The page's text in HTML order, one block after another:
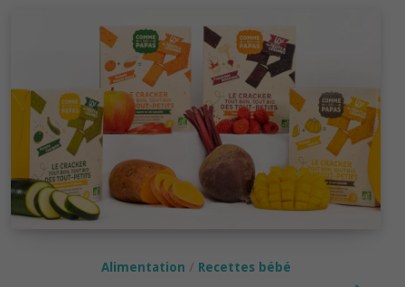
fruits
dans
l’alimentation
de
bébé?
Alimentation Recettes bébé